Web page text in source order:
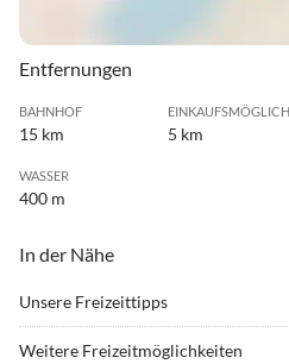
Entfernungen
BAHNHOF
15 km 5 km
WASSER
400 m
In der Nähe
Unsere Freizeittipps
Weitere Freizeitmöglichkeiten